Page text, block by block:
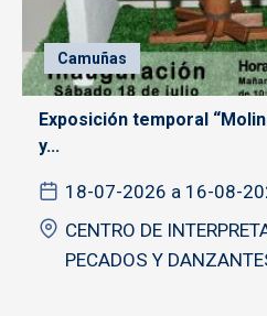
Camuñas
Exposición temporal
y...
18-07-2026 a 16-08-
CENTRO DE
PECADOS Y